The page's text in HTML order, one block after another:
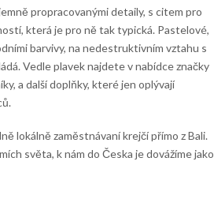
propracovanými detaily, s citem pro
která je pro ně tak typická. Pastelové,
barvivy, na nedestruktivním vztahu s
Vedle plavek najdete v nabídce značky
a další doplňky, které jen oplývají
lokálně zaměstnávaní krejčí přímo z Bali.
světa, k nám do Česka je dovážíme jako